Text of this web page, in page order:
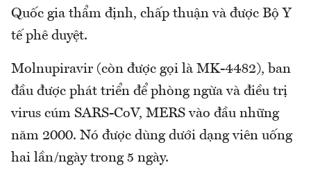
Quốc gia thẩm định, chấp thuận và được Bộ Y
tế phê duyệt.
Molnupiravir (còn được gọi là MK-4482), ban
đầu được phát triển để phòng ngừa và điều trị
virus cúm SARS-CoV, MERS vào đầu những
năm 2000. Nó được dùng dưới dạng viên uống
hai lần/ngày trong 5 ngày.